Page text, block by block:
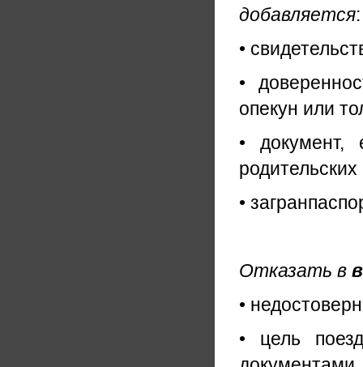
добавляется:
•
•
опекун или
• документ,
•
Отказать в
•
• цель